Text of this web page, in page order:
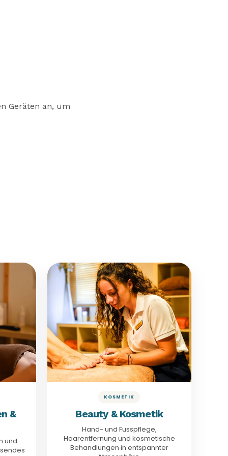
Geräten an, um
&
und
Ritual
Ritual
KOSMETIK
Beauty & Kosmetik
Hand- und Fusspflege,
Haarentfernung und kosmetische
Behandlungen in entspannter
AB 10€
Beauty & Haarentfernung
Hand- & Nagelpflege
50 Min. · 65€
Fuss- & Nagelpflege
50 Min. · 75€
Haarentfernung
ab 15€
Fusspflege
50 Min. · 70€
Details anzeigen